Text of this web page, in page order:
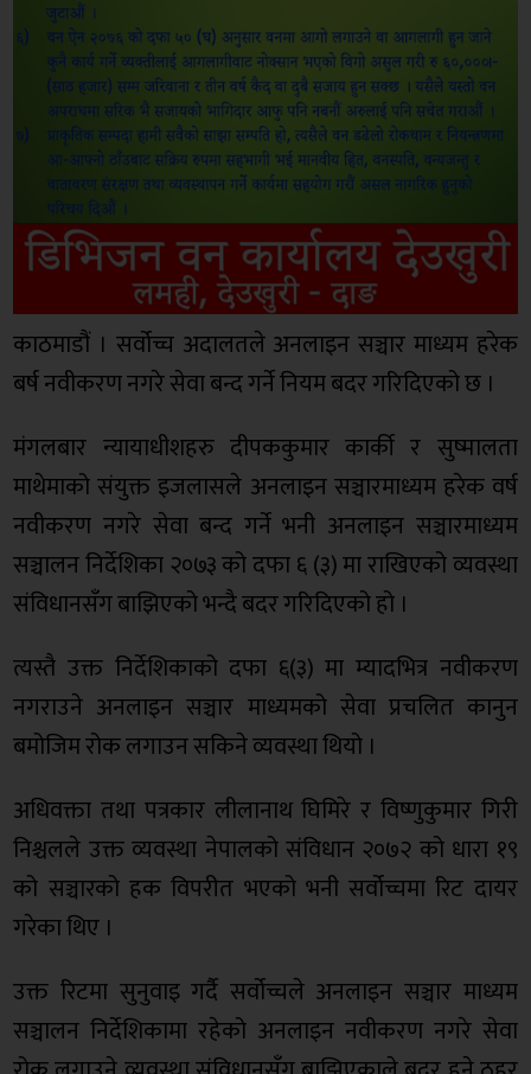
काठमाडौं । सर्वोच्च अदालतले अनलाइन सञ्चार माध्यम हरेक
बर्ष नवीकरण नगरे सेवा बन्द गर्ने नियम बदर गरिदिएको छ ।
मंगलबार न्यायाधीशहरु दीपककुमार कार्की र सुष्मालता
माथेमाको संयुक्त इजलासले अनलाइन सञ्चारमाध्यम हरेक वर्ष
नवीकरण नगरे सेवा बन्द गर्ने भनी अनलाइन सञ्चारमाध्यम
सञ्चालन निर्देशिका २०७३ को दफा ६ (३) मा राखिएको व्यवस्था
संविधानसँग बाझिएको भन्दै बदर गरिदिएको हो ।
त्यस्तै उक्त निर्देशिकाको दफा ६(३) मा म्यादभित्र नवीकरण
नगराउने अनलाइन सञ्चार माध्यमको सेवा प्रचलित कानुन
बमोजिम रोक लगाउन सकिने व्यवस्था थियो ।
अधिवक्ता तथा पत्रकार लीलानाथ घिमिरे र विष्णुकुमार गिरी
निश्चलले उक्त व्यवस्था नेपालको संविधान २०७२ को धारा १९
को सञ्चारको हक विपरीत भएको भनी सर्वोच्चमा रिट दायर
गरेका थिए ।
उक्त रिटमा सुनुवाइ गर्दै सर्वोच्चले अनलाइन सञ्चार माध्यम
सञ्चालन निर्देशिकामा रहेको अनलाइन नवीकरण नगरे सेवा